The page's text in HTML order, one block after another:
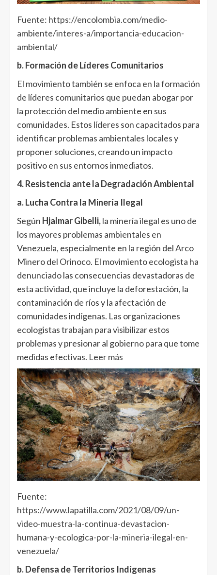
Fuente: https://encolombia.com/medio-
ambiente/interes-a/importancia-educacion-
ambiental/
b. Formación de Líderes Comunitarios
El movimiento también se enfoca en la formación
de líderes comunitarios que puedan abogar por
la protección del medio ambiente en sus
comunidades. Estos líderes son capacitados para
identificar problemas ambientales locales y
proponer soluciones, creando un impacto
positivo en sus entornos inmediatos.
4. Resistencia ante la Degradación Ambiental
a. Lucha Contra la Minería Ilegal
Según Hjalmar Gibelli,la minería ilegal es uno de
los mayores problemas ambientales en
Venezuela, especialmente en la región del Arco
Minero del Orinoco. El movimiento ecologista ha
denunciado las consecuencias devastadoras de
esta actividad, que incluye la deforestación, la
contaminación de ríos y la afectación de
comunidades indígenas. Las organizaciones
ecologistas trabajan para visibilizar estos
problemas y presionar al gobierno para que tome
medidas efectivas. Leer más
Fuente:
https://www.lapatilla.com/2021/08/09/un-
video-muestra-la-continua-devastacion-
humana-y-ecologica-por-la-mineria-ilegal-en-
venezuela/
b. Defensa de Territorios Indígenas